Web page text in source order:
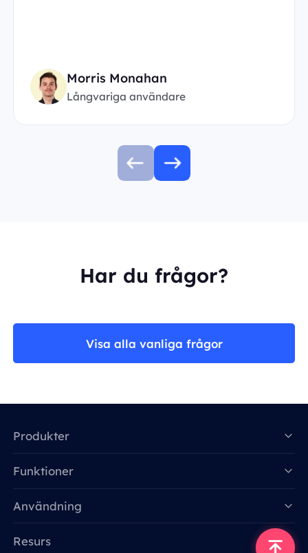
Morris Monahan
Långvariga användare
Har du frågor?
Visa alla vanliga frågor
Produkter
Funktioner
Användning
Resurs